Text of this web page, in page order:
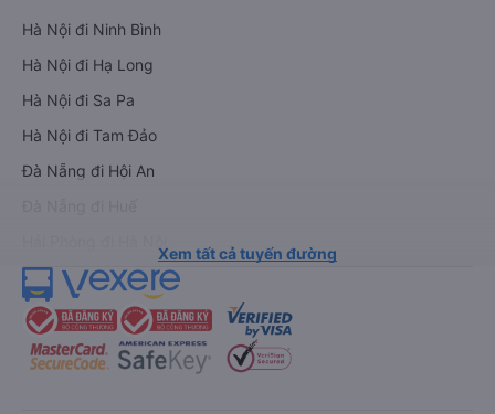
Hà Nội đi Ninh Bình
Hà Nội đi Hạ Long
Hà Nội đi Sa Pa
Hà Nội đi Tam Đảo
Đà Nẵng đi Hội An
Xem tất cả tuyến đường